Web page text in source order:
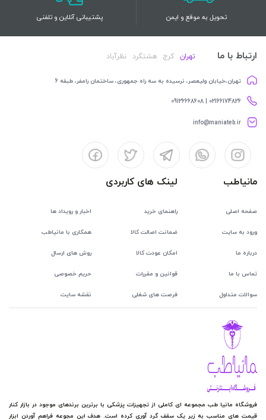
تحویل به موقع و ایمن پشتیبانی آنلاین و تلفنی
ارتباط با ما تهران کرج هشتگرد نظرآباد
تهران،خیابان ولیعصر، نرسیده به سه راه جمهوری، ساختمان رامفر، طبقه 6
02166174826 | 09126668608
info@maniateb.ir
مانیاطب
صفحه اصلی
ورود به سایت
درباره ما
تماس با ما
سوالات متداول
لینک های کاربردی
راهنمای خرید اخبار و رویداد ها
ضمانت اصالت کالا همکاری با مانیاطب
امکان عودت کالا روش های ارسال
قوانین و مقررات حریم خصوصی
فرصت های شغلی نقشه سایت
فروشگاه مانیا طب مجموعه ای کاملی از تجهیزات پزشکی با برترین برندهای موجود در بازار کنار
قیمت های مناسب به زیر یک سقف گرد آوری کرده است. هدف این مجوعه فراهم آوردن ابزار